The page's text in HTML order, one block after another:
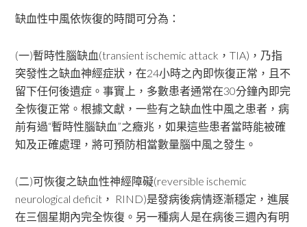
缺血性中風依恢復的時間可分為：
(一)暫時性腦缺血(transient ischemic attack，TIA)，乃指
突發性之缺血神經症狀，在24小時之內即恢復正常，且不
留下任何後遺症。事實上，多數患者通常在30分鐘內即完
全恢復正常。根據文獻，一些有之缺血性中風之患者，病
前有過“暫時性腦缺血”之癥兆，如果這些患者當時能被確
知及正確處理，將可預防相當數量腦中風之發生。
(二)可恢復之缺血性神經障礙(reversible ischemic
neurological deficit， RIND)是發病後病情逐漸穩定，進展
在三個星期內完全恢復。另一種病人是在病後三週內有明